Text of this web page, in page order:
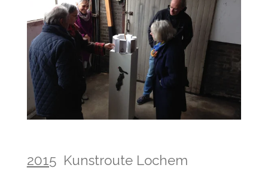
2015Kunstroute Lochem